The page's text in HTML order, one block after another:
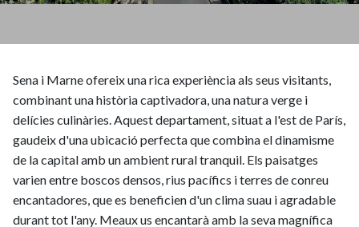
Sena i Marne ofereix una rica experiència als seus visitants,
combinant una història captivadora, una natura verge i
delícies culinàries. Aquest departament, situat a l'est de París,
gaudeix d'una ubicació perfecta que combina el dinamisme
de la capital amb un ambient rural tranquil. Els paisatges
varien entre boscos densos, rius pacífics i terres de conreu
encantadores, que es beneficien d'un clima suau i agradable
durant tot l'any. Meaux us encantarà amb la seva magnífica